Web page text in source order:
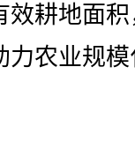
效耕地面
力农业规